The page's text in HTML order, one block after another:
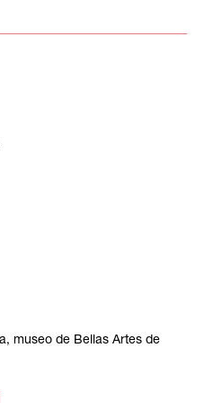
museo de Bellas Artes de